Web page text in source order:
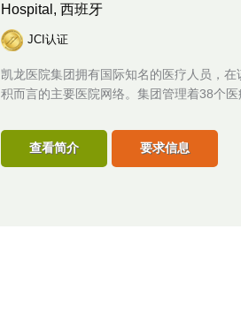
Hospital, 西班牙
JCI认证
凯龙医院集团拥有国际知名的医疗人员，
积而言的主要医院网络。集团管理着38个
查看简介 要求信息